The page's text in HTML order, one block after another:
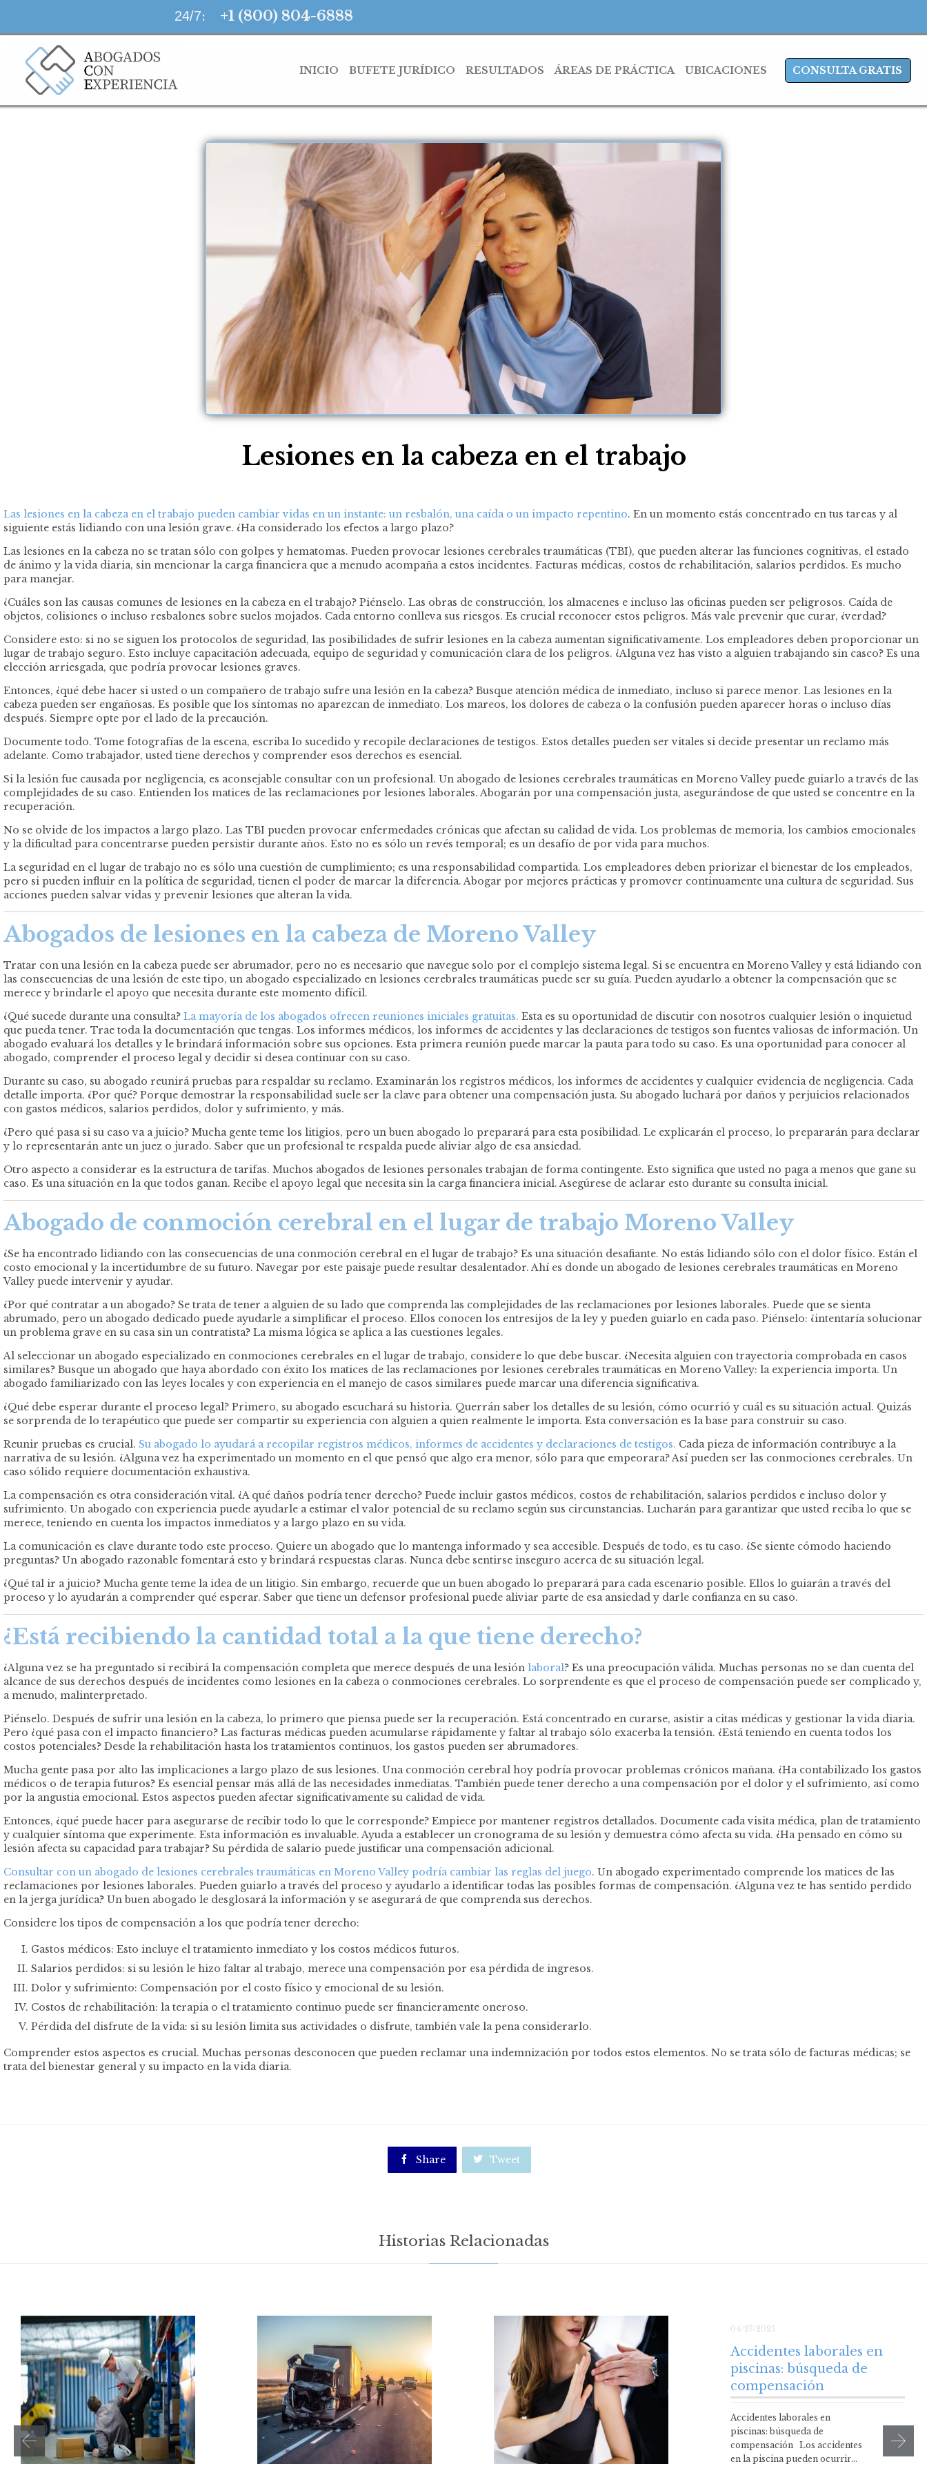
24/7: +1 (800) 804-6888
INICIO BUFETE JURÍDICO RESULTADOS ÁREAS DE PRÁCTICA UBICACIONES CONSULTA GRATIS
Lesiones en la cabeza en el trabajo
Las lesiones en la cabeza en el trabajo pueden cambiar vidas en un instante: un resbalón, una caída o un impacto repentino. En un momento estás concentrado en tus tareas y al
siguiente estás lidiando con una lesión grave. ¿Ha considerado los efectos a largo plazo?
Las lesiones en la cabeza no se tratan sólo con golpes y hematomas. Pueden provocar lesiones cerebrales traumáticas (TBI), que pueden alterar las funciones cognitivas, el estado
de ánimo y la vida diaria, sin mencionar la carga financiera que a menudo acompaña a estos incidentes. Facturas médicas, costos de rehabilitación, salarios perdidos. Es mucho
para manejar.
¿Cuáles son las causas comunes de lesiones en la cabeza en el trabajo? Piénselo. Las obras de construcción, los almacenes e incluso las oficinas pueden ser peligrosos. Caída de
objetos, colisiones o incluso resbalones sobre suelos mojados. Cada entorno conlleva sus riesgos. Es crucial reconocer estos peligros. Más vale prevenir que curar, ¿verdad?
Considere esto: si no se siguen los protocolos de seguridad, las posibilidades de sufrir lesiones en la cabeza aumentan significativamente. Los empleadores deben proporcionar un
lugar de trabajo seguro. Esto incluye capacitación adecuada, equipo de seguridad y comunicación clara de los peligros. ¿Alguna vez has visto a alguien trabajando sin casco? Es una
elección arriesgada, que podría provocar lesiones graves.
Entonces, ¿qué debe hacer si usted o un compañero de trabajo sufre una lesión en la cabeza? Busque atención médica de inmediato, incluso si parece menor. Las lesiones en la
cabeza pueden ser engañosas. Es posible que los síntomas no aparezcan de inmediato. Los mareos, los dolores de cabeza o la confusión pueden aparecer horas o incluso días
después. Siempre opte por el lado de la precaución.
Documente todo. Tome fotografías de la escena, escriba lo sucedido y recopile declaraciones de testigos. Estos detalles pueden ser vitales si decide presentar un reclamo más
adelante. Como trabajador, usted tiene derechos y comprender esos derechos es esencial.
Si la lesión fue causada por negligencia, es aconsejable consultar con un profesional. Un abogado de lesiones cerebrales traumáticas en Moreno Valley puede guiarlo a través de las
complejidades de su caso. Entienden los matices de las reclamaciones por lesiones laborales. Abogarán por una compensación justa, asegurándose de que usted se concentre en la
recuperación.
No se olvide de los impactos a largo plazo. Las TBI pueden provocar enfermedades crónicas que afectan su calidad de vida. Los problemas de memoria, los cambios emocionales
y la dificultad para concentrarse pueden persistir durante años. Esto no es sólo un revés temporal; es un desafío de por vida para muchos.
La seguridad en el lugar de trabajo no es sólo una cuestión de cumplimiento; es una responsabilidad compartida. Los empleadores deben priorizar el bienestar de los empleados,
pero si pueden influir en la política de seguridad, tienen el poder de marcar la diferencia. Abogar por mejores prácticas y promover continuamente una cultura de seguridad. Sus
acciones pueden salvar vidas y prevenir lesiones que alteran la vida.
Abogados de lesiones en la cabeza de Moreno Valley
Tratar con una lesión en la cabeza puede ser abrumador, pero no es necesario que navegue solo por el complejo sistema legal. Si se encuentra en Moreno Valley y está lidiando con
las consecuencias de una lesión de este tipo, un abogado especializado en lesiones cerebrales traumáticas puede ser su guía. Pueden ayudarlo a obtener la compensación que se
merece y brindarle el apoyo que necesita durante este momento difícil.
¿Qué sucede durante una consulta? La mayoría de los abogados ofrecen reuniones iniciales gratuitas. Esta es su oportunidad de discutir con nosotros cualquier lesión o inquietud
que pueda tener. Trae toda la documentación que tengas. Los informes médicos, los informes de accidentes y las declaraciones de testigos son fuentes valiosas de información. Un
abogado evaluará los detalles y le brindará información sobre sus opciones. Esta primera reunión puede marcar la pauta para todo su caso. Es una oportunidad para conocer al
abogado, comprender el proceso legal y decidir si desea continuar con su caso.
Durante su caso, su abogado reunirá pruebas para respaldar su reclamo. Examinarán los registros médicos, los informes de accidentes y cualquier evidencia de negligencia. Cada
detalle importa. ¿Por qué? Porque demostrar la responsabilidad suele ser la clave para obtener una compensación justa. Su abogado luchará por daños y perjuicios relacionados
con gastos médicos, salarios perdidos, dolor y sufrimiento, y más.
¿Pero qué pasa si su caso va a juicio? Mucha gente teme los litigios, pero un buen abogado lo preparará para esta posibilidad. Le explicarán el proceso, lo prepararán para declarar
y lo representarán ante un juez o jurado. Saber que un profesional te respalda puede aliviar algo de esa ansiedad.
Otro aspecto a considerar es la estructura de tarifas. Muchos abogados de lesiones personales trabajan de forma contingente. Esto significa que usted no paga a menos que gane su
caso. Es una situación en la que todos ganan. Recibe el apoyo legal que necesita sin la carga financiera inicial. Asegúrese de aclarar esto durante su consulta inicial.
Abogado de conmoción cerebral en el lugar de trabajo Moreno Valley
¿Se ha encontrado lidiando con las consecuencias de una conmoción cerebral en el lugar de trabajo? Es una situación desafiante. No estás lidiando sólo con el dolor físico. Están el
costo emocional y la incertidumbre de su futuro. Navegar por este paisaje puede resultar desalentador. Ahí es donde un abogado de lesiones cerebrales traumáticas en Moreno
Valley puede intervenir y ayudar.
¿Por qué contratar a un abogado? Se trata de tener a alguien de su lado que comprenda las complejidades de las reclamaciones por lesiones laborales. Puede que se sienta
abrumado, pero un abogado dedicado puede ayudarle a simplificar el proceso. Ellos conocen los entresijos de la ley y pueden guiarlo en cada paso. Piénselo: ¿intentaría solucionar
un problema grave en su casa sin un contratista? La misma lógica se aplica a las cuestiones legales.
Al seleccionar un abogado especializado en conmociones cerebrales en el lugar de trabajo, considere lo que debe buscar. ¿Necesita alguien con trayectoria comprobada en casos
similares? Busque un abogado que haya abordado con éxito los matices de las reclamaciones por lesiones cerebrales traumáticas en Moreno Valley: la experiencia importa. Un
abogado familiarizado con las leyes locales y con experiencia en el manejo de casos similares puede marcar una diferencia significativa.
¿Qué debe esperar durante el proceso legal? Primero, su abogado escuchará su historia. Querrán saber los detalles de su lesión, cómo ocurrió y cuál es su situación actual. Quizás
se sorprenda de lo terapéutico que puede ser compartir su experiencia con alguien a quien realmente le importa. Esta conversación es la base para construir su caso.
Reunir pruebas es crucial. Su abogado lo ayudará a recopilar registros médicos, informes de accidentes y declaraciones de testigos. Cada pieza de información contribuye a la
narrativa de su lesión. ¿Alguna vez ha experimentado un momento en el que pensó que algo era menor, sólo para que empeorara? Así pueden ser las conmociones cerebrales. Un
caso sólido requiere documentación exhaustiva.
La compensación es otra consideración vital. ¿A qué daños podría tener derecho? Puede incluir gastos médicos, costos de rehabilitación, salarios perdidos e incluso dolor y
sufrimiento. Un abogado con experiencia puede ayudarle a estimar el valor potencial de su reclamo según sus circunstancias. Lucharán para garantizar que usted reciba lo que se
merece, teniendo en cuenta los impactos inmediatos y a largo plazo en su vida.
La comunicación es clave durante todo este proceso. Quiere un abogado que lo mantenga informado y sea accesible. Después de todo, es tu caso. ¿Se siente cómodo haciendo
preguntas? Un abogado razonable fomentará esto y brindará respuestas claras. Nunca debe sentirse inseguro acerca de su situación legal.
¿Qué tal ir a juicio? Mucha gente teme la idea de un litigio. Sin embargo, recuerde que un buen abogado lo preparará para cada escenario posible. Ellos lo guiarán a través del
proceso y lo ayudarán a comprender qué esperar. Saber que tiene un defensor profesional puede aliviar parte de esa ansiedad y darle confianza en su caso.
¿Está recibiendo la cantidad total a la que tiene derecho?
¿Alguna vez se ha preguntado si recibirá la compensación completa que merece después de una lesión laboral? Es una preocupación válida. Muchas personas no se dan cuenta del
alcance de sus derechos después de incidentes como lesiones en la cabeza o conmociones cerebrales. Lo sorprendente es que el proceso de compensación puede ser complicado y,
a menudo, malinterpretado.
Piénselo. Después de sufrir una lesión en la cabeza, lo primero que piensa puede ser la recuperación. Está concentrado en curarse, asistir a citas médicas y gestionar la vida diaria.
Pero ¿qué pasa con el impacto financiero? Las facturas médicas pueden acumularse rápidamente y faltar al trabajo sólo exacerba la tensión. ¿Está teniendo en cuenta todos los
costos potenciales? Desde la rehabilitación hasta los tratamientos continuos, los gastos pueden ser abrumadores.
Mucha gente pasa por alto las implicaciones a largo plazo de sus lesiones. Una conmoción cerebral hoy podría provocar problemas crónicos mañana. ¿Ha contabilizado los gastos
médicos o de terapia futuros? Es esencial pensar más allá de las necesidades inmediatas. También puede tener derecho a una compensación por el dolor y el sufrimiento, así como
por la angustia emocional. Estos aspectos pueden afectar significativamente su calidad de vida.
Entonces, ¿qué puede hacer para asegurarse de recibir todo lo que le corresponde? Empiece por mantener registros detallados. Documente cada visita médica, plan de tratamiento
y cualquier síntoma que experimente. Esta información es invaluable. Ayuda a establecer un cronograma de su lesión y demuestra cómo afecta su vida. ¿Ha pensado en cómo su
lesión afecta su capacidad para trabajar? Su pérdida de salario puede justificar una compensación adicional.
Consultar con un abogado de lesiones cerebrales traumáticas en Moreno Valley podría cambiar las reglas del juego. Un abogado experimentado comprende los matices de las
reclamaciones por lesiones laborales. Pueden guiarlo a través del proceso y ayudarlo a identificar todas las posibles formas de compensación. ¿Alguna vez te has sentido perdido
en la jerga jurídica? Un buen abogado le desglosará la información y se asegurará de que comprenda sus derechos.
Considere los tipos de compensación a los que podría tener derecho:
Gastos médicos: Esto incluye el tratamiento inmediato y los costos médicos futuros.
Salarios perdidos: si su lesión le hizo faltar al trabajo, merece una compensación por esa pérdida de ingresos.
Dolor y sufrimiento: Compensación por el costo físico y emocional de su lesión.
Costos de rehabilitación: la terapia o el tratamiento continuo puede ser financieramente oneroso.
Pérdida del disfrute de la vida: si su lesión limita sus actividades o disfrute, también vale la pena considerarlo.
Comprender estos aspectos es crucial. Muchas personas desconocen que pueden reclamar una indemnización por todos estos elementos. No se trata sólo de facturas médicas; se
trata del bienestar general y su impacto en la vida diaria.
 Share  Tweet
Historias Relacionadas
04/27/2025
Accidentes laborales en
piscinas: búsqueda de
compensación
Accidentes laborales en
piscinas: búsqueda de
compensación Los accidentes
en la piscina pueden ocurrir…